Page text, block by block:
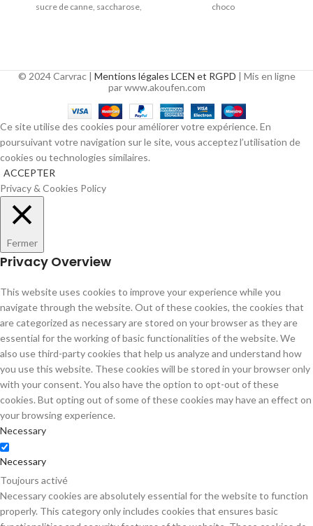
sucre de canne, saccharose,
choco
© 2024 Carvrac | Mentions légales LCEN et RGPD | Mis en ligne
par www.akoufen.com
Ce site utilise des cookies pour améliorer votre expérience. En
poursuivant votre navigation sur le site, vous acceptez l’utilisation de
cookies ou technologies similaires.
ACCEPTER
Privacy & Cookies Policy
Fermer
Privacy Overview
This website uses cookies to improve your experience while you
navigate through the website. Out of these cookies, the cookies that
are categorized as necessary are stored on your browser as they are
essential for the working of basic functionalities of the website. We
also use third-party cookies that help us analyze and understand how
you use this website. These cookies will be stored in your browser only
with your consent. You also have the option to opt-out of these
cookies. But opting out of some of these cookies may have an effect on
your browsing experience.
Necessary
Necessary
Toujours activé
Necessary cookies are absolutely essential for the website to function
properly. This category only includes cookies that ensures basic